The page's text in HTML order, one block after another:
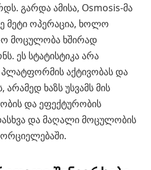
გარდა ამისა, Osmosis-მა
მეტი ოპერაცია, ხოლო
მოცულობა ხშირად
ეს სტატისტიკა არა
აქტივობას და
ხაზს უსვამს მის
და ეფექტურობის
და მაღალი მოცულობის